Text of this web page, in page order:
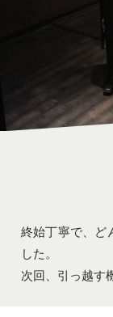
終始丁寧で、ど
した。
次回、引っ越す